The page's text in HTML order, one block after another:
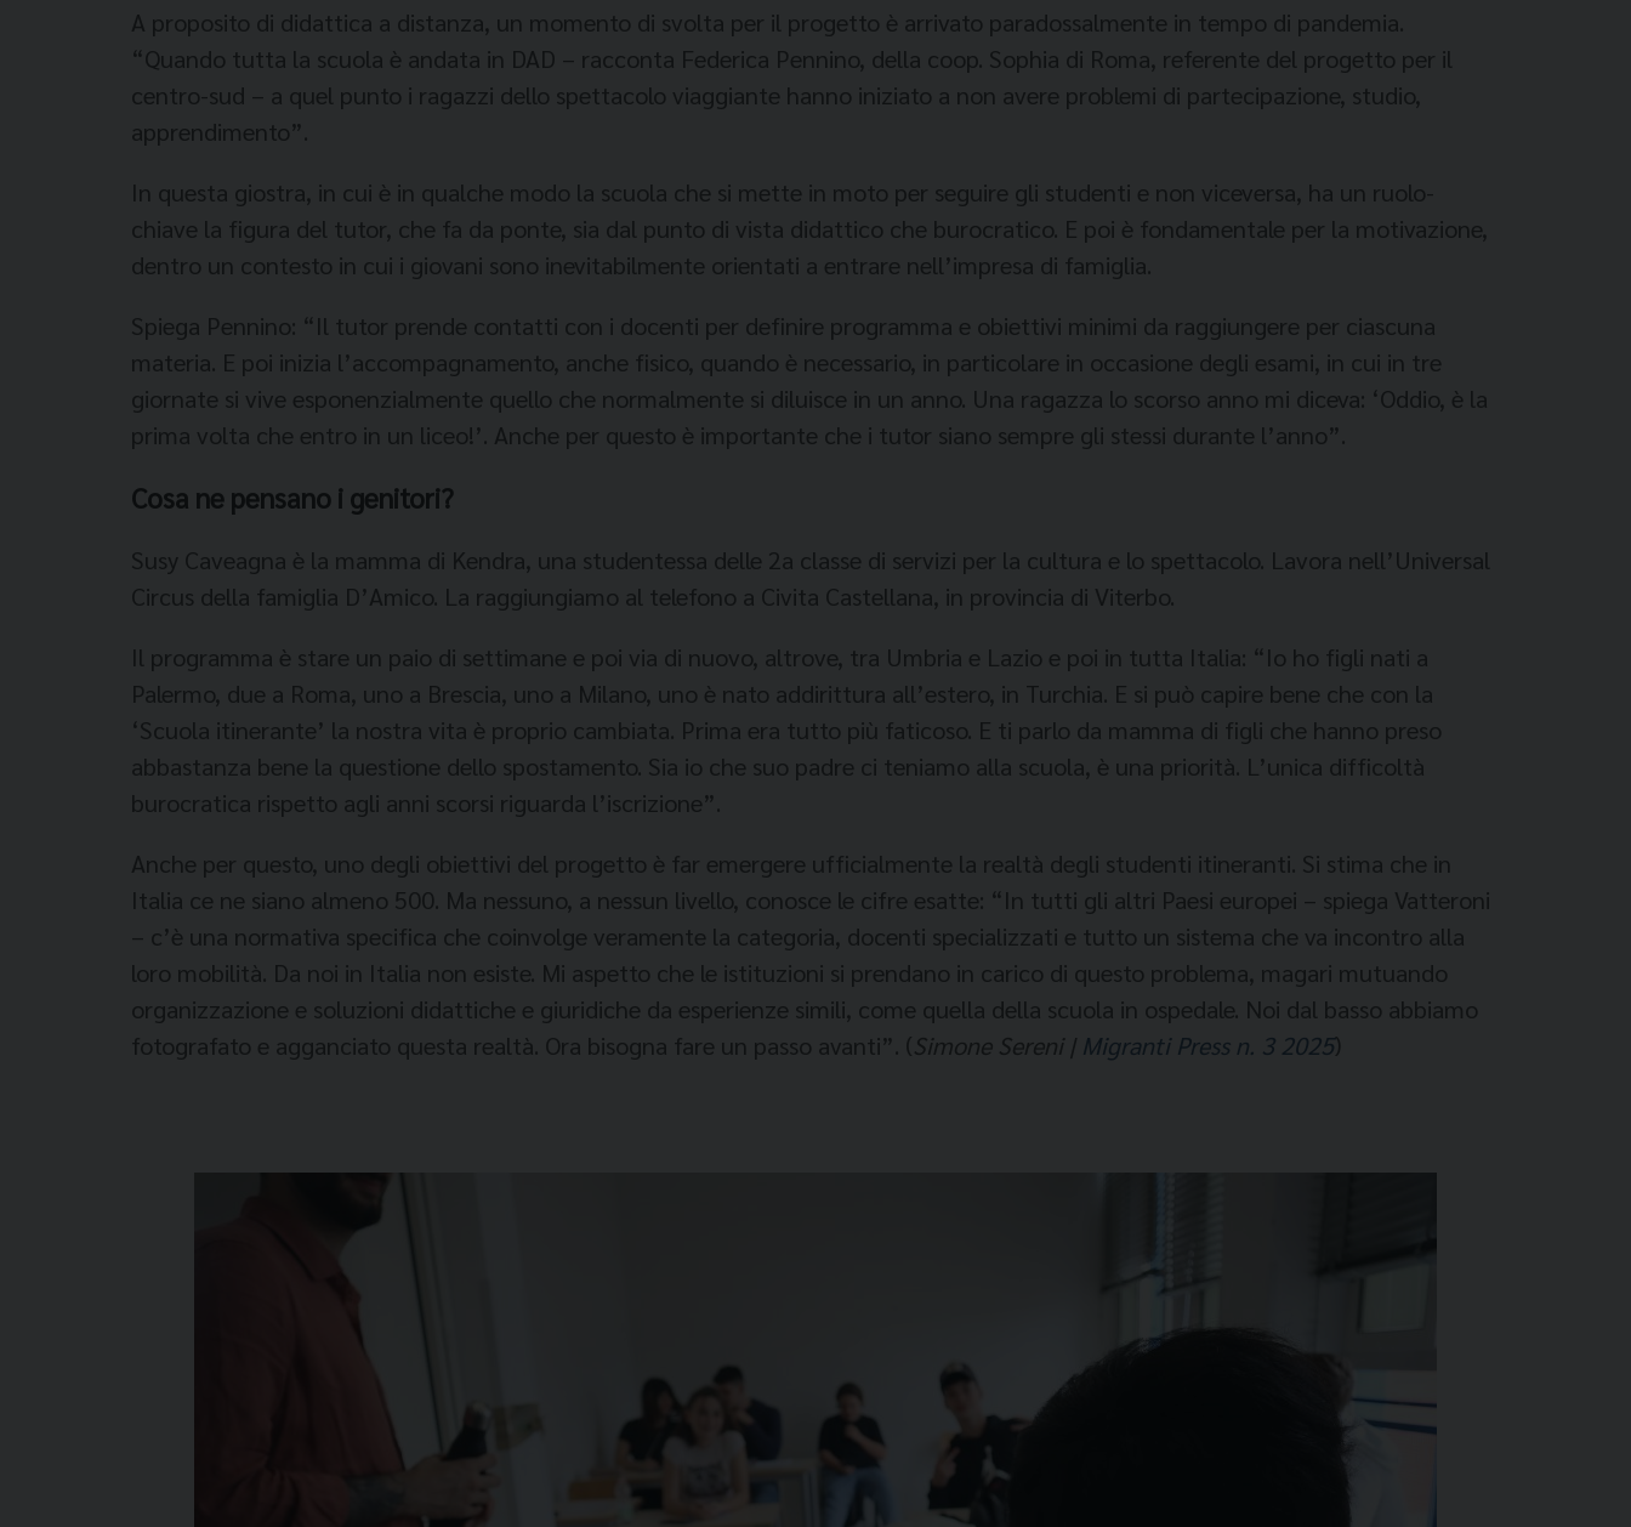
A proposito di didattica a di­stanza, un momento di svolta per il progetto è arrivato para­dossalmente in tempo di pan­demia.
“Quando tutta la scuo­la è andata in DAD – racconta Federica Pennino, della coop. Sophia di Roma, referente del progetto per il
centro-sud – a quel punto i ragazzi del­lo spettacolo viaggiante han­no iniziato a non avere proble­mi di partecipazione, studio,
apprendimento”.
In questa giostra, in cui è in qualche modo la scuola che si mette in moto per seguire gli studenti e non viceversa, ha un ruolo-
chiave la figura del tutor, che fa da ponte, sia dal punto di vista didattico che bu­rocratico. E poi è fondamentale per la motivazione,
dentro un contesto in cui i giovani sono inevitabilmente orientati a en­trare nell’impresa di famiglia.
Spiega Pennino: “Il tutor pren­de contatti con i docenti per definire programma e obietti­vi minimi da raggiungere per ciascuna
materia. E poi inizia l’accompagnamento, anche fi­sico, quando è necessario, in particolare in occasione degli esami, in cui in tre
giornate si vive esponenzialmente quello che normalmente si diluisce in un anno. Una ragazza lo scor­so anno mi diceva: ‘Oddio, è la
prima volta che entro in un li­ceo!’. Anche per questo è im­portante che i tutor siano sem­pre gli stessi durante l’anno”.
Cosa ne pensano i genitori?
Susy Caveagna è la mamma di Kendra, una studentessa delle 2a classe di servizi per la cul­tura e lo spettacolo. Lavora nell’Universal
Circus della fa­miglia D’Amico. La raggiungia­mo al telefono a Civita Castel­lana, in provincia di Viterbo.
Il programma è stare un paio di settimane e poi via di nuo­vo, altrove, tra Umbria e Lazio e poi in tutta Italia: “Io ho fi­gli nati a
Palermo, due a Roma, uno a Brescia, uno a Milano, uno è nato addirittura all’este­ro, in Turchia. E si può capire bene che con la
‘Scuola itine­rante’ la nostra vita è proprio cambiata. Prima era tutto più faticoso. E ti parlo da mamma di figli che hanno preso
abba­stanza bene la questione del­lo spostamento. Sia io che suo padre ci teniamo alla scuola, è una priorità. L’unica difficoltà
burocratica rispetto agli anni scorsi riguarda l’iscrizione”.
Anche per questo, uno de­gli obiettivi del progetto è far emergere ufficialmente la re­altà degli studenti itineranti. Si stima che in
Italia ce ne si­ano almeno 500. Ma nessuno, a nessun livello, conosce le ci­fre esatte: “In tutti gli altri Pa­esi europei – spiega Vatteroni
– c’è una normativa specifica che coinvolge veramente la ca­tegoria, docenti specializzati e tutto un sistema che va incon­tro alla
loro mobilità. Da noi in Italia non esiste. Mi aspetto che le istituzioni si prendano in carico di questo problema, magari mutuando
organizza­zione e soluzioni didattiche e giuridiche da esperienze simi­li, come quella della scuola in ospedale. Noi dal basso abbia­mo
fotografato e agganciato questa realtà. Ora bisogna fare un passo avanti”. (Simone Sereni | Migranti Press n. 3 2025)